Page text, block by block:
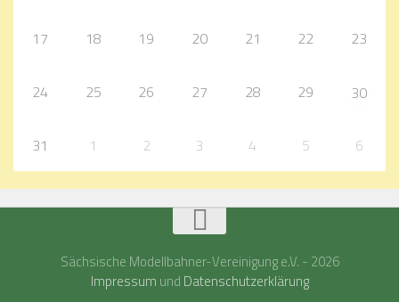
17 18 19 20 21 22 23
24 25 26 27 28 29 30
31 1 2 3 4 5 6
Sächsische Modellbahner-Vereinigung e.V. - 2026
Impressum und Datenschutzerklärung